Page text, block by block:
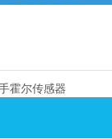
霍尔传感器